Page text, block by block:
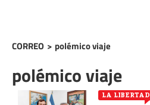
CORREO > polémico viaje
polémico viaje
LA LIBERTAD